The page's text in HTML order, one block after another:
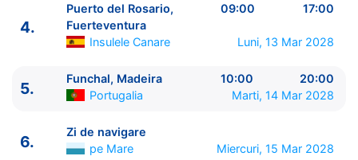
Ziua | Portul | Sosire - Plecare
----------------------------------------
4.
Puerto del Rosario,
Fuerteventura
09:00 17:00
Insulele Canare Luni, 13 Mar 2028
5.
Funchal, Madeira 10:00
20:00
Portugalia
Marti, 14 Mar 2028
6.
Zi de navigare
pe Mare
Miercuri, 15 Mar 2028